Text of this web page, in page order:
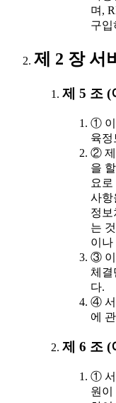
며,
구입
제 2 장 서
제 5 조 (
① 이
육정
② 제
을
요로
사항
정보
는
이나
③ 이
체결
다.
④ 서
에
제 6 조 (
① 서
원이